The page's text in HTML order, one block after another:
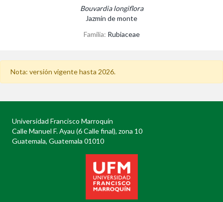
Bouvardia longiflora
Jazmín de monte
Familia: Rubiaceae
Nota: versión vigente hasta 2026.
Universidad Francisco Marroquín
Calle Manuel F. Ayau (6 Calle final), zona 10
Guatemala, Guatemala 01010